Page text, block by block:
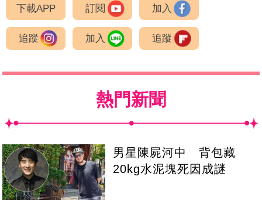
下載APP 訂閱 加入
追蹤 加入 追蹤
熱門新聞
男星陳屍河中 背包藏
20kg水泥塊死因成謎